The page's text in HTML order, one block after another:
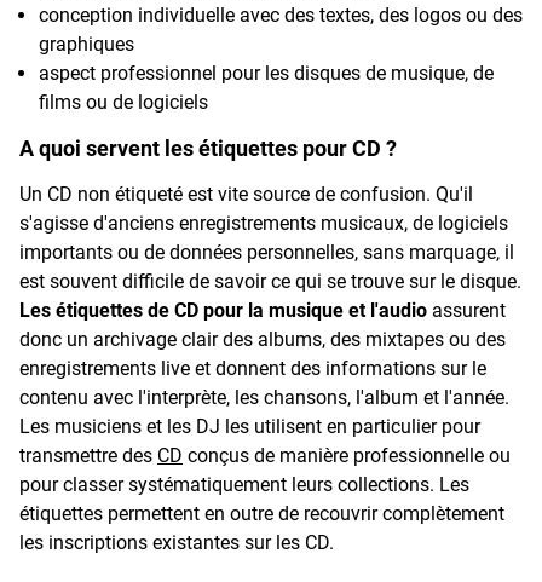
conception individuelle avec des textes, des logos ou des
graphiques
aspect professionnel pour les disques de musique, de
films ou de logiciels
A quoi servent les étiquettes pour CD ?
Un CD non étiqueté est vite source de confusion. Qu'il
s'agisse d'anciens enregistrements musicaux, de logiciels
importants ou de données personnelles, sans marquage, il
est souvent difficile de savoir ce qui se trouve sur le disque.
Les étiquettes de CD pour la musique et l'audio assurent
donc un archivage clair des albums, des mixtapes ou des
enregistrements live et donnent des informations sur le
contenu avec l'interprète, les chansons, l'album et l'année.
Les musiciens et les DJ les utilisent en particulier pour
transmettre des CD conçus de manière professionnelle ou
pour classer systématiquement leurs collections. Les
étiquettes permettent en outre de recouvrir complètement
les inscriptions existantes sur les CD.